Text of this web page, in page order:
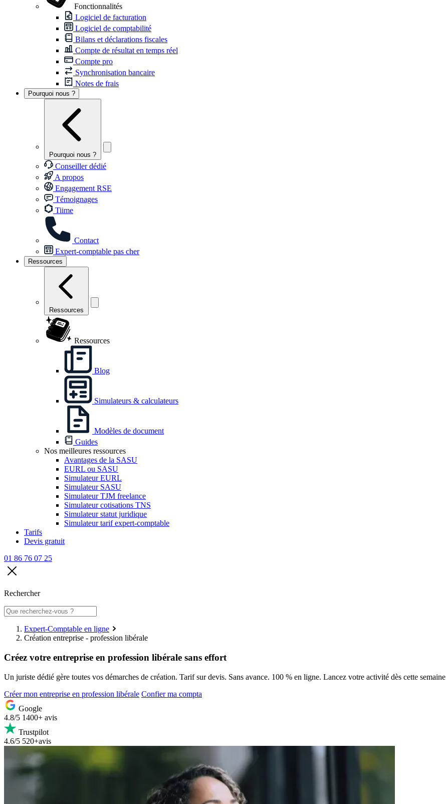
Fonctionnalités
Logiciel de facturation
Logiciel de comptabilité
Bilans et déclarations fiscales
Compte de résultat en temps réel
Compte pro
Synchronisation bancaire
Notes de frais
Pourquoi nous ?
Pourquoi nous ?
Conseiller dédié
A propos
Engagement RSE
Témoignages
Tiime
Contact
Expert-comptable pas cher
Ressources
Ressources
Ressources
Blog
Simulateurs & calculateurs
Modèles de document
Guides
Nos meilleures ressources
Avantages de la SASU
EURL ou SASU
Simulateur EURL
Simulateur SASU
Simulateur TJM freelance
Simulateur cotisations TNS
Simulateur statut juridique
Simulateur tarif expert-comptable
Tarifs
Devis gratuit
01 86 76 07 25
Rechercher
Expert-Comptable en ligne
Création entreprise - profession libérale
Créez votre entreprise en profession libérale sans effort
Un juriste dédié gère toutes vos démarches de création. Tarif sur devis. Sans avance. 100 % en ligne. Lancez votre activité dès cette semaine
Créer mon entreprise en profession libérale Confier ma compta
Google
4.8/5 1400+ avis
Trustpilot
4.6/5 520+avis